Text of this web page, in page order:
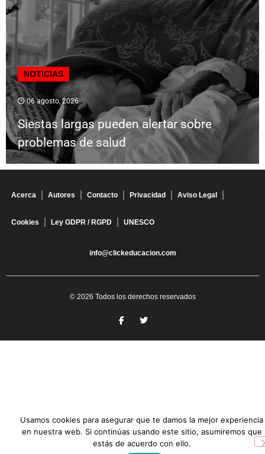
NOTICIAS
06 agosto, 2026
Siestas largas pueden alertar sobre
problemas de salud
Acerca Autores Contacto Privacidad Aviso Legal
Cookies Ley GDPR / RGPD UNESCO
info@clickeducacion.com
© 2026 Todos los derechos reservados
Usamos cookies para asegurar que te damos la mejor experiencia
en nuestra web. Si continúas usando este sitio, asumiremos que
estás de acuerdo con ello.